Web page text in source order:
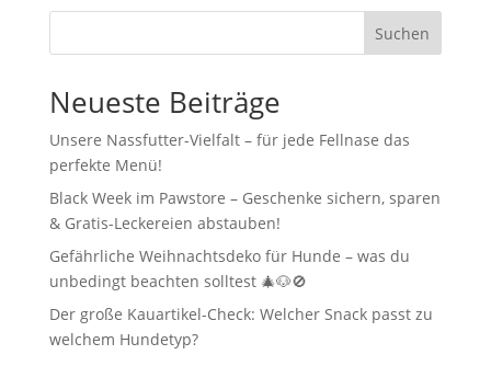
Suchen
Neueste Beiträge
Unsere Nassfutter-Vielfalt – für jede Fellnase das
perfekte Menü!
Black Week im Pawstore – Geschenke sichern, sparen
& Gratis-Leckereien abstauben!
Gefährliche Weihnachtsdeko für Hunde – was du
unbedingt beachten solltest 🎄🐶🚫
Der große Kauartikel-Check: Welcher Snack passt zu
welchem Hundetyp?